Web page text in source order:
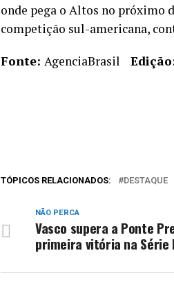
onde pega o Altos no próximo
competição sul-americana,
Fonte: AgenciaBrasil
TÓPICOS RELACIONADOS: DESTAQUE
NÃO PERCA
Vasco supera a Ponte
primeira vitória na Série